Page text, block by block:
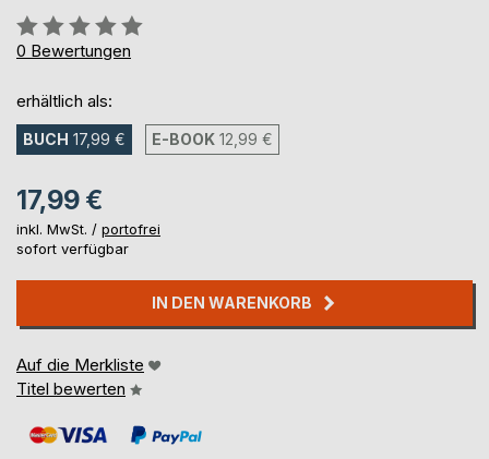
Bewertung::
0%
0 Bewertungen
erhältlich als:
BUCH 17,99 € E-BOOK 12,99 €
17,99 €
inkl. MwSt. / portofrei
sofort verfügbar
IN DEN WARENKORB
Auf die Merkliste
Titel bewerten